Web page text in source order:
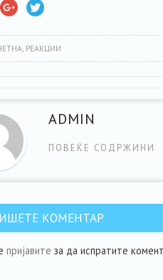
, РЕАКЦИИ
ADMIN
ПОВЕЌЕ СОДРЖИНИ
КОМЕНТАР
пријавите за да испратите